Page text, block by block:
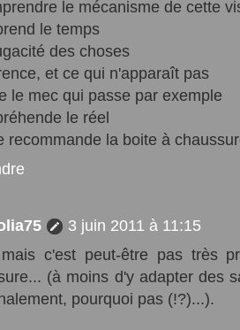
le mécanisme de cette
le temps
des choses
et ce qui n'apparaît pas
le mec qui passe par exemple
le réel
recommande la boite à
3 juin 2011 à 11:15
c'est peut-être pas très
(à moins d'y adapter des
pourquoi pas (!?)...).